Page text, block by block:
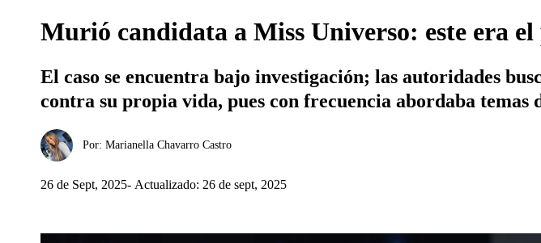
Murió candidata a Miss Universo: este era
El caso se encuentra bajo investigación; las autoridades
contra su propia vida, pues con frecuencia abordaba temas
Por: Marianella Chavarro Castro
26 de Sept, 2025 Actualizado: 26 de sept, 2025